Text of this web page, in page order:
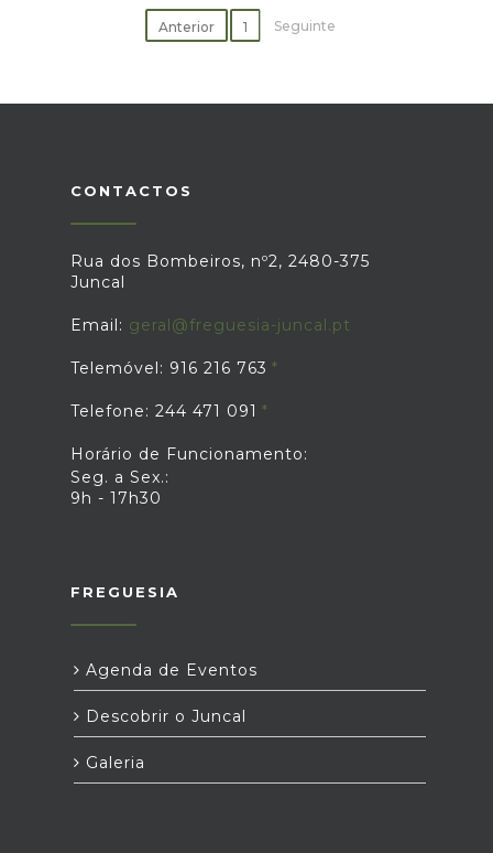
Anterior 1 Seguinte
CONTACTOS
Rua dos Bombeiros, nº2, 2480-375
Juncal
Email: geral@freguesia-juncal.pt
Telemóvel: 916 216 763
Telefone: 244 471 091
Horário de Funcionamento:
Seg. a Sex.:
9h - 17h30
FREGUESIA
Agenda de Eventos
Descobrir o Juncal
Galeria